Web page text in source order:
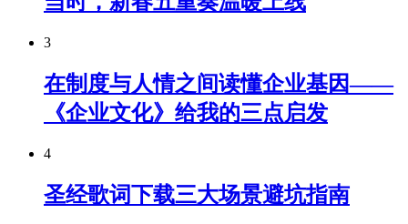
3
在制度与人情之间读懂企业基因——
《企业文化》给我的三点启发
4
圣经歌词下载三大场景避坑指南